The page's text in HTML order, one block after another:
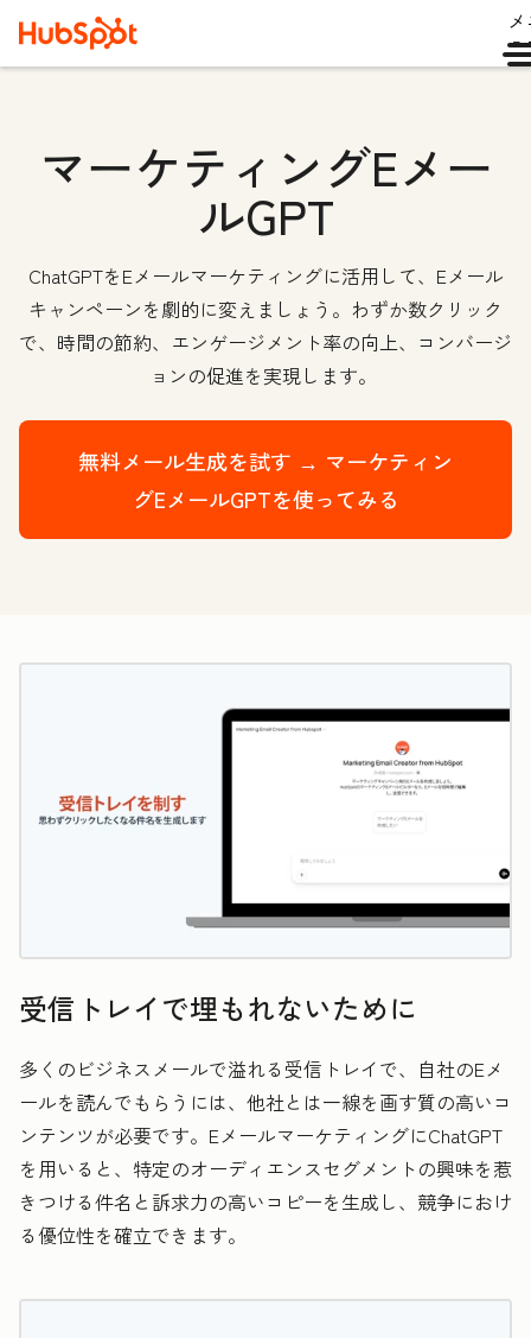
マーケティングEメー
ルGPT
ChatGPTをEメールマーケティングに活用して、Eメール
キャンペーンを劇的に変えましょう。わずか数クリック
で、時間の節約、エンゲージメント率の向上、コンバージ
ョンの促進を実現します。
無料メール生成を試す → マーケティン
グEメールGPTを使ってみる
受信トレイで埋もれないために
多くのビジネスメールで溢れる受信トレイで、自社のEメ
ールを読んでもらうには、他社とは一線を画す質の高いコ
ンテンツが必要です。EメールマーケティングにChatGPT
を用いると、特定のオーディエンスセグメントの興味を惹
きつける件名と訴求力の高いコピーを生成し、競争におけ
る優位性を確立できます。